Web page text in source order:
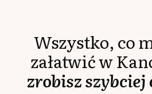
Wszystko, co
załatwić w
zrobisz